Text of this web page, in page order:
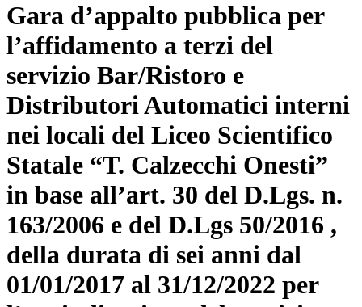
Gara d’appalto pubblica per
l’affidamento a terzi del
servizio Bar/Ristoro e
Distributori Automatici interni
nei locali del Liceo Scientifico
Statale “T. Calzecchi Onesti”
in base all’art. 30 del D.Lgs. n.
163/2006 e del D.Lgs 50/2016 ,
della durata di sei anni dal
01/01/2017 al 31/12/2022 per